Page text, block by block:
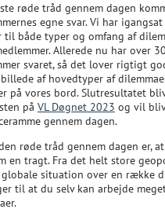
røde tråd gennem dagen
egne svar. Vi har
til både typer og omfang af
Allerede nu har over
svaret, så det lover rigtigt
af hovedtyper af
på vores bord. Slutresultatet
på VL Døgnet 2023 og vil
gennem dagen.
røde tråd gennem dagen er,
en tragt. Fra det helt store
situation over en række
til at du selv kan arbejde